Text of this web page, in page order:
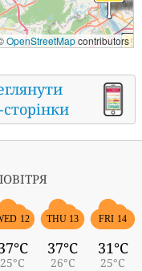
OpenStreetMapcontributors
12
25°C
THU 13
37°C
26°C
FRI 14
31°C
25°C